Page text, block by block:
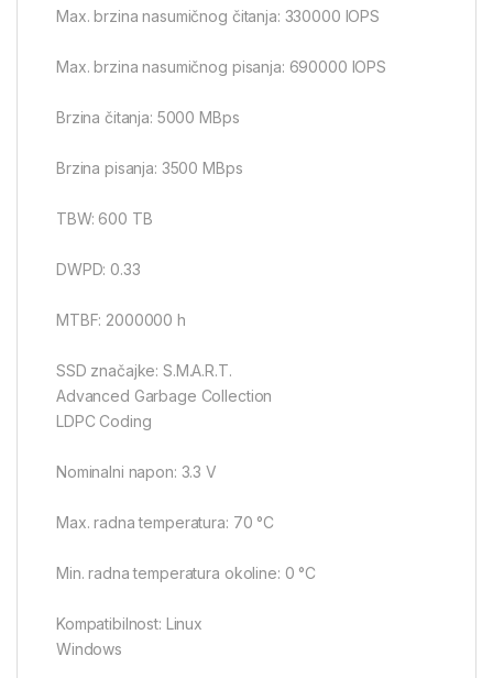
Max. brzina nasumičnog čitanja: 330000 IOPS
Max. brzina nasumičnog pisanja: 690000 IOPS
Brzina čitanja: 5000 MBps
Brzina pisanja: 3500 MBps
TBW: 600 TB
DWPD: 0.33
MTBF: 2000000 h
SSD značajke: S.M.A.R.T.
Advanced Garbage Collection
LDPC Coding
Nominalni napon: 3.3 V
Max. radna temperatura: 70 °C
Min. radna temperatura okoline: 0 °C
Kompatibilnost: Linux
Windows